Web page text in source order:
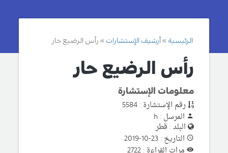
الرئيسية أرشيف الإستشارات رأس الرضيع حار
رأس الرضيع حار
معلومات الإستشارة
رقم الإستشارة : 5584
المرسل : h
البلد : قطر
التاريخ : 23-10-2019